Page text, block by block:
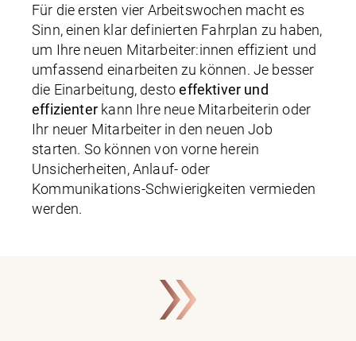
Für die ersten vier Arbeitswochen macht es
Sinn, einen klar definierten Fahrplan zu haben,
um Ihre neuen Mitarbeiter:innen effizient und
umfassend einarbeiten zu können. Je besser
die Einarbeitung, destoeffektiver und
effizienterkann Ihre neue Mitarbeiterin oder
Ihr neuer Mitarbeiter in den neuen Job
starten. So können von vorne herein
Unsicherheiten, Anlauf- oder
Kommunikations-Schwierigkeiten vermieden
werden.